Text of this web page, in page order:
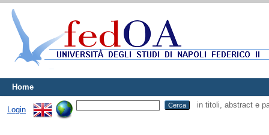
Home
Login
in titoli, abstract e